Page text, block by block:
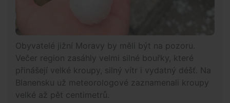
Obyvatelé jižní Moravy by měli být na pozoru.
Večer region zasáhly velmi silné bouřky, které
přinášejí velké kroupy, silný vítr i vydatný déšť. Na
Blanensku už meteorologové zaznamenali kroupy
velké až pět centimetrů.